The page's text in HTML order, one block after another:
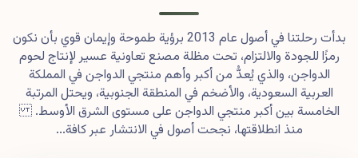
بدأت رحلتنا في أصول عام 2013 برؤية طموحة وإيمان قوي بأن نكون
رمزًا للجودة والالتزام، تحت مظلة مصنع تعاونية عسير لإنتاج لحوم
الدواجن، والذي يُعدُّ من أكبر وأهم منتجي الدواجن في المملكة
العربية السعودية، والأضخم في المنطقة الجنوبية، ويحتل المرتبة
الخامسة بين أكبر منتجي الدواجن على مستوى الشرق الأوسط.
منذ انطلاقتها، نجحت أصول في الانتشار عبر كافة...